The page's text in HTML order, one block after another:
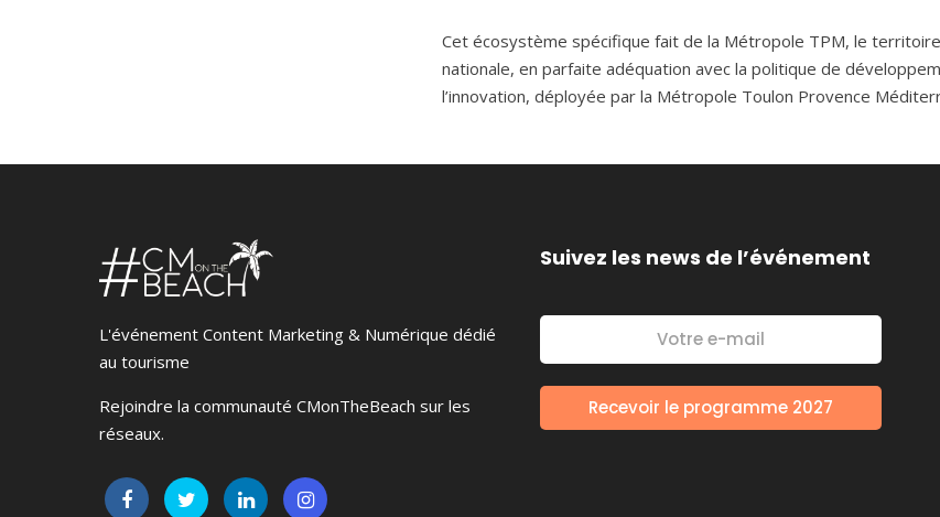
Cet écosystème spécifique fait de la Métropole TPM, le
nationale, en parfaite adéquation avec la politique de
l’innovation, déployée par la Métropole Toulon Provence
L'événement Content Marketing & Numérique dédié
au tourisme
Rejoindre la communauté CMonTheBeach sur les
réseaux.
Suivez les news de l’événement